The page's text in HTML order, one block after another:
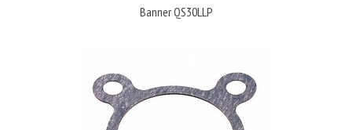
Banner QS30LLP